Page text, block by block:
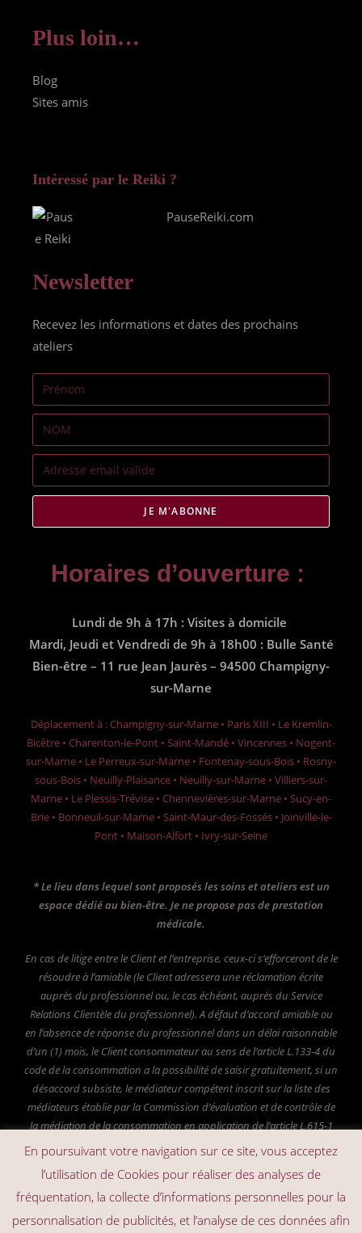
Plus loin…
Blog
Sites amis
Intéressé par le Reiki ?
PauseReiki.com
Newsletter
Recevez les informations et dates des prochains
ateliers
JE M'ABONNE
Horaires d’ouverture :
Lundi de 9h à 17h : Visites à domicile
Mardi, Jeudi et Vendredi de 9h à 18h00 : Bulle Santé
Bien-être – 11 rue Jean Jaurès – 94500 Champigny-
sur-Marne
Déplacement à : Champigny-sur-Marne • Paris XIII • Le Kremlin-
Bicêtre • Charenton-le-Pont • Saint-Mandé • Vincennes • Nogent-
sur-Marne • Le Perreux-sur-Marne • Fontenay-sous-Bois • Rosny-
sous-Bois • Neuilly-Plaisance • Neuilly-sur-Marne • Villiers-sur-
Marne • Le Plessis-Trévise • Chennevières-sur-Marne • Sucy-en-
Brie • Bonneuil-sur-Marne • Saint-Maur-des-Fossés • Joinville-le-
Pont • Maison-Alfort • Ivry-sur-Seine
* Le lieu dans lequel sont proposés les soins et ateliers est un
espace dédié au bien-être. Je ne propose pas de prestation
médicale.
En cas de litige entre le Client et l’entreprise, ceux-ci s’efforceront de le
résoudre à l’amiable (le Client adressera une réclamation écrite
auprès du professionnel ou, le cas échéant, auprès du Service
Relations Clientèle du professionnel).A défaut d’accord amiable ou
en l’absence de réponse du professionnel dans un délai raisonnable
d’un (1) mois, le Client consommateur au sens de l’article L.133-4 du
code de la consommation a la possibilité de saisir gratuitement, si un
désaccord subsiste, le médiateur compétent inscrit sur la liste des
médiateurs établie par la Commission d’évaluation et de contrôle de
la médiation de la consommation en application de l’article L.615-1
du code de la consommation, à savoir : La Société Médiation
Professionnelle –
www.mediateur-consommation-
– 24 rue
Albert de Mun – 33000 Bordeaux
En poursuivant votre navigation sur ce site, vous acceptez
l’utilisation de Cookies pour réaliser des analyses de
fréquentation, la collecte d’informations personnelles pour la
personnalisation de publicités, et l’analyse de ces données afin